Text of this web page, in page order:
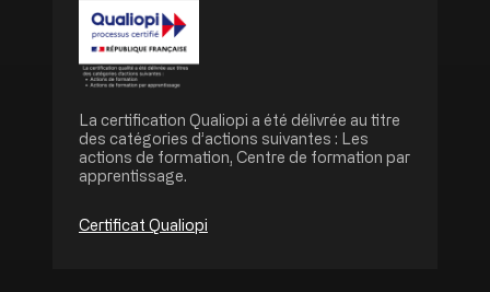
Image
La certification Qualiopi a été délivrée au titre
des catégories d’actions suivantes : Les
actions de formation, Centre de formation par
apprentissage.
Certificat Qualiopi